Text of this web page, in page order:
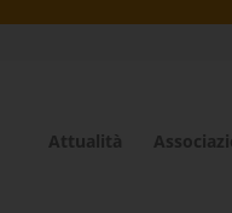
Attualità